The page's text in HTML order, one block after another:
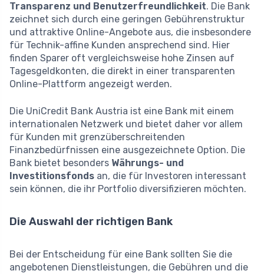
Transparenz und Benutzerfreundlichkeit. Die Bank
zeichnet sich durch eine geringen Gebührenstruktur
und attraktive Online-Angebote aus, die insbesondere
für Technik-affine Kunden ansprechend sind. Hier
finden Sparer oft vergleichsweise hohe Zinsen auf
Tagesgeldkonten, die direkt in einer transparenten
Online-Plattform angezeigt werden.
Die UniCredit Bank Austria ist eine Bank mit einem
internationalen Netzwerk und bietet daher vor allem
für Kunden mit grenzüberschreitenden
Finanzbedürfnissen eine ausgezeichnete Option. Die
Bank bietet besonders Währungs- und
Investitionsfonds an, die für Investoren interessant
sein können, die ihr Portfolio diversifizieren möchten.
Die Auswahl der richtigen Bank
Bei der Entscheidung für eine Bank sollten Sie die
angebotenen Dienstleistungen, die Gebühren und die